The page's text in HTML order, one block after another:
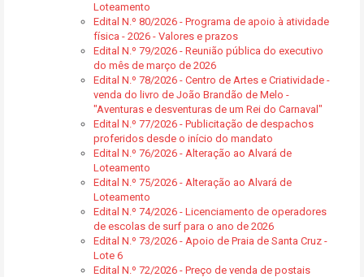
Loteamento
Edital N.º 80/2026 - Programa de apoio à atividade
física - 2026 - Valores e prazos
Edital N.º 79/2026 - Reunião pública do executivo
do mês de março de 2026
Edital N.º 78/2026 - Centro de Artes e Criatividade -
venda do livro de João Brandão de Melo -
"Aventuras e desventuras de um Rei do Carnaval"
Edital N.º 77/2026 - Publicitação de despachos
proferidos desde o início do mandato
Edital N.º 76/2026 - Alteração ao Alvará de
Loteamento
Edital N.º 75/2026 - Alteração ao Alvará de
Loteamento
Edital N.º 74/2026 - Licenciamento de operadores
de escolas de surf para o ano de 2026
Edital N.º 73/2026 - Apoio de Praia de Santa Cruz -
Lote 6
Edital N.º 72/2026 - Preço de venda de postais